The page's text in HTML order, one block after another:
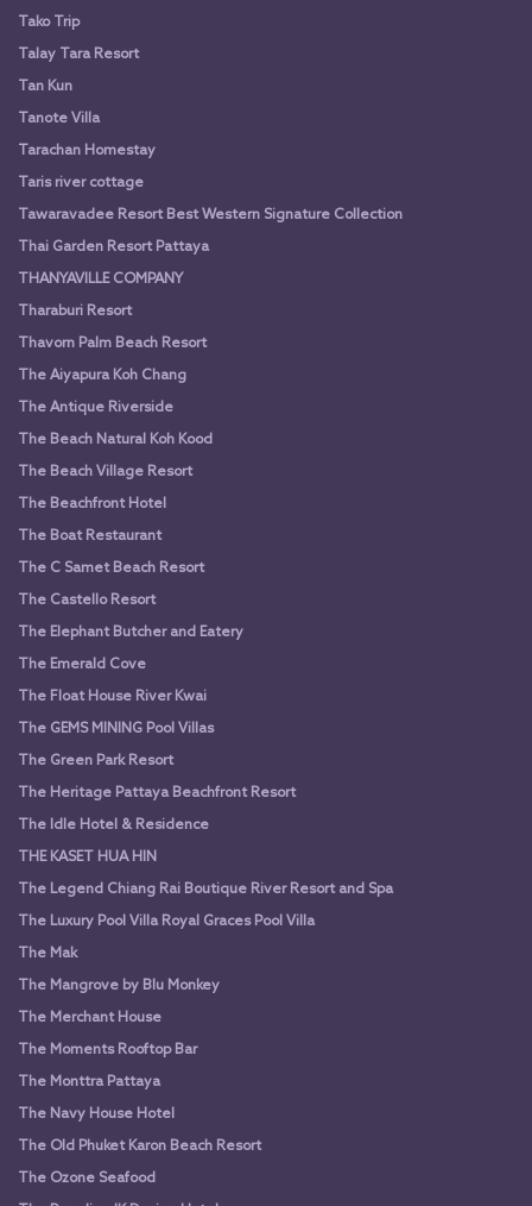
Tako Trip
Talay Tara Resort
Tan Kun
Tanote Villa
Tarachan Homestay
Taris river cottage
Tawaravadee Resort Best Western Signature Collection
Thai Garden Resort Pattaya
THANYAVILLE COMPANY
Tharaburi Resort
Thavorn Palm Beach Resort
The Aiyapura Koh Chang
The Antique Riverside
The Beach Natural Koh Kood
The Beach Village Resort
The Beachfront Hotel
The Boat Restaurant
The C Samet Beach Resort
The Castello Resort
The Elephant Butcher and Eatery
The Emerald Cove
The Float House River Kwai
The GEMS MINING Pool Villas
The Green Park Resort
The Heritage Pattaya Beachfront Resort
The Idle Hotel & Residence
THE KASET HUA HIN
The Legend Chiang Rai Boutique River Resort and Spa
The Luxury Pool Villa Royal Graces Pool Villa
The Mak
The Mangrove by Blu Monkey
The Merchant House
The Moments Rooftop Bar
The Monttra Pattaya
The Navy House Hotel
The Old Phuket Karon Beach Resort
The Ozone Seafood